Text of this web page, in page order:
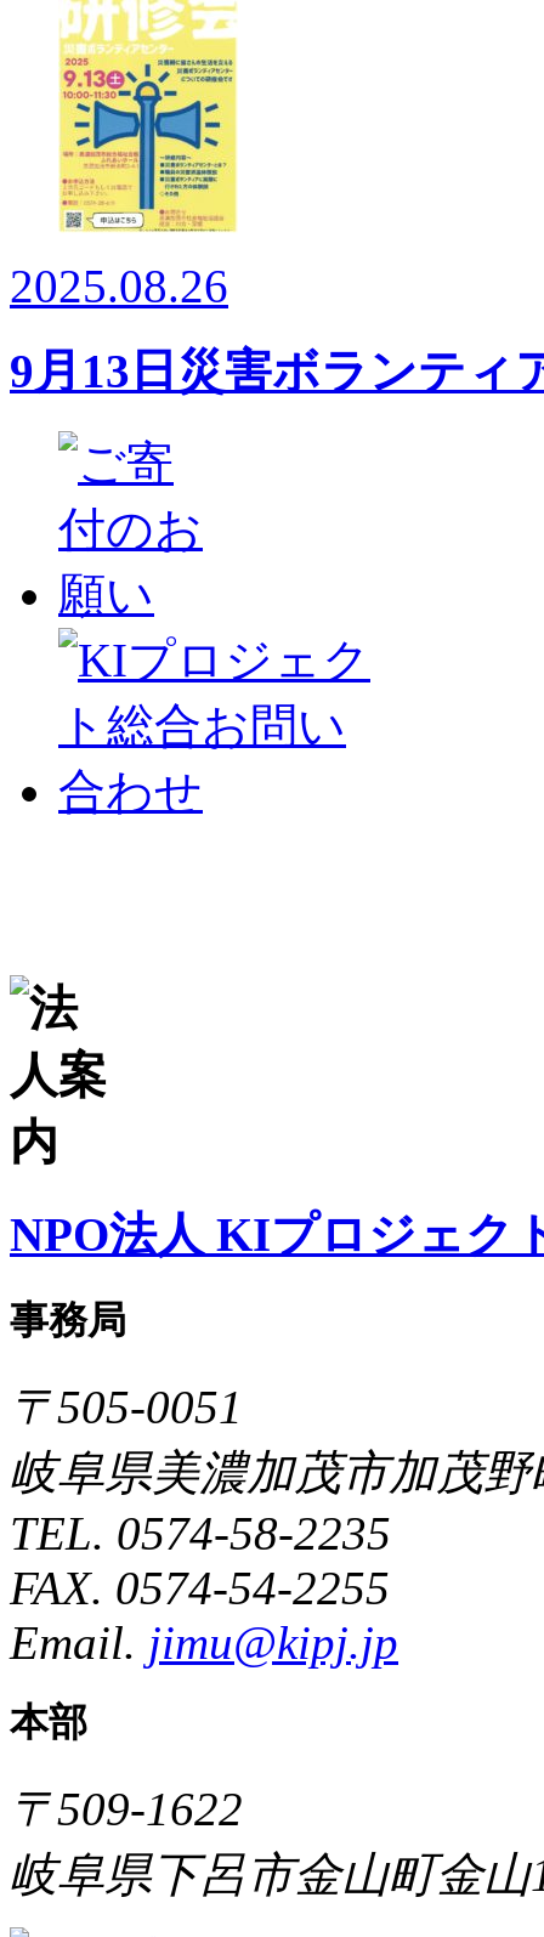
2025.08.26
9月13日災害ボランティ
NPO法人 KIプロジェク
事務局
〒505-0051
岐阜県美濃加茂市加茂野
TEL. 0574-58-2235
FAX. 0574-54-2255
Email. jimu@kipj.jp
本部
〒509-1622
岐阜県下呂市金山町金山